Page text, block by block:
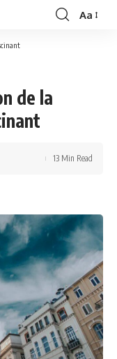
Font
Aa
de la
13 Min Read